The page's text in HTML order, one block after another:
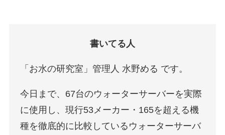
書いてる人
「お水の研究室」管理人 水野める です。
今日まで、67台のウォーターサーバーを実際
に使用し、現行53メーカー・165を超える機
種を徹底的に比較しているウォーターサーバ